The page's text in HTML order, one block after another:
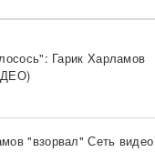
Гарик Харламов
"взорвал" Сеть видео